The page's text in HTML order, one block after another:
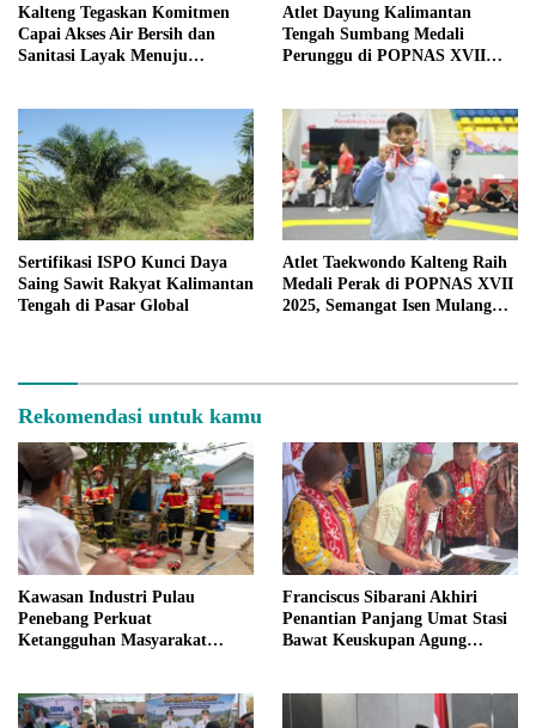
Kalteng Tegaskan Komitmen
Capai Akses Air Bersih dan
Sanitasi Layak Menuju
Atlet Dayung Kalimantan
Tengah Sumbang Medali
Perunggu di POPNAS XVII
Sertifikasi ISPO Kunci Daya
Saing Sawit Rakyat Kalimantan
Tengah di Pasar Global
Atlet Taekwondo Kalteng Raih
Medali Perak di POPNAS XVII
2025, Semangat Isen Mulang
Rekomendasi untuk kamu
Kawasan Industri Pulau
Penebang Perkuat
Ketangguhan Masyarakat
Franciscus Sibarani Akhiri
Penantian Panjang Umat Stasi
Bawat Keuskupan Agung